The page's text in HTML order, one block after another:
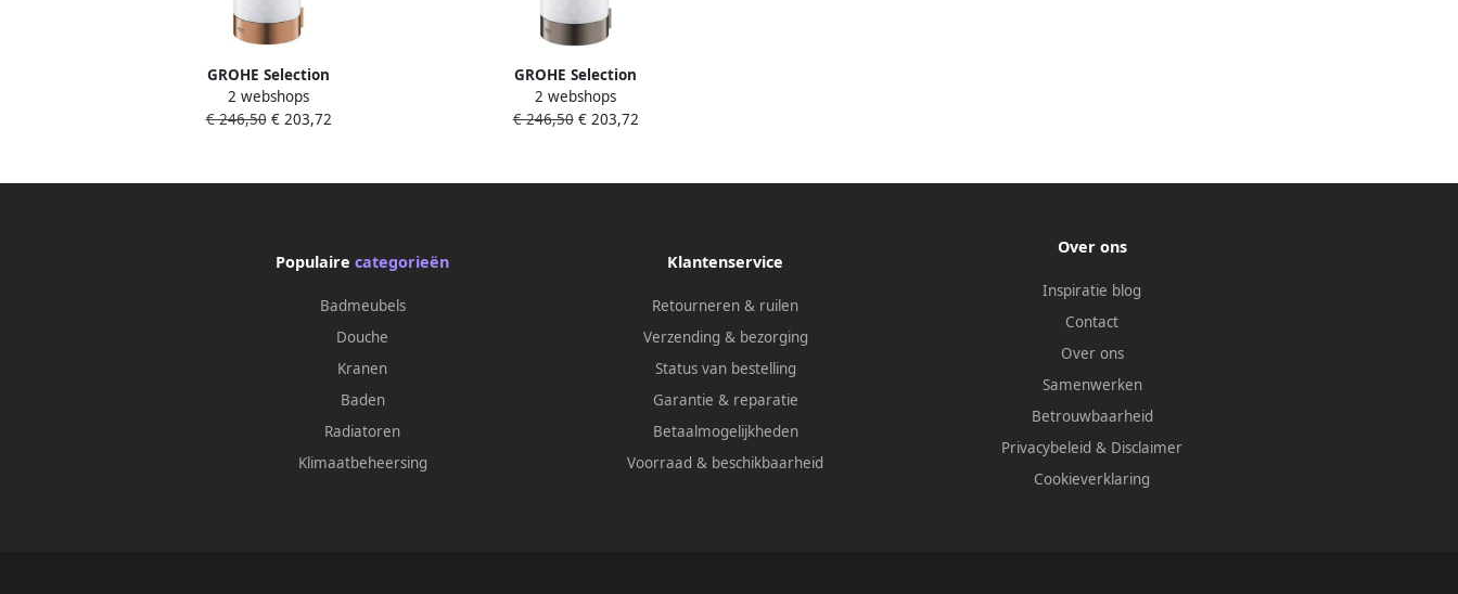
GROHE Selection
closetborstelgarnituur wandmontage
ronde buis met inzet hxbxd
2 webshops
€ 246,50€ 203,72
GROHE Selection
closetborstelgarnituur wandmontage
ronde buis met inzet hxbxd
2 webshops
€ 246,50€ 203,72
Populaire categorieën
Badmeubels
Douche
Kranen
Baden
Radiatoren
Klimaatbeheersing
Klantenservice
Retourneren & ruilen
Verzending & bezorging
Status van bestelling
Garantie & reparatie
Betaalmogelijkheden
Voorraad & beschikbaarheid
Over ons
Inspiratie blog
Contact
Over ons
Samenwerken
Betrouwbaarheid
Privacybeleid & Disclaimer
Cookieverklaring